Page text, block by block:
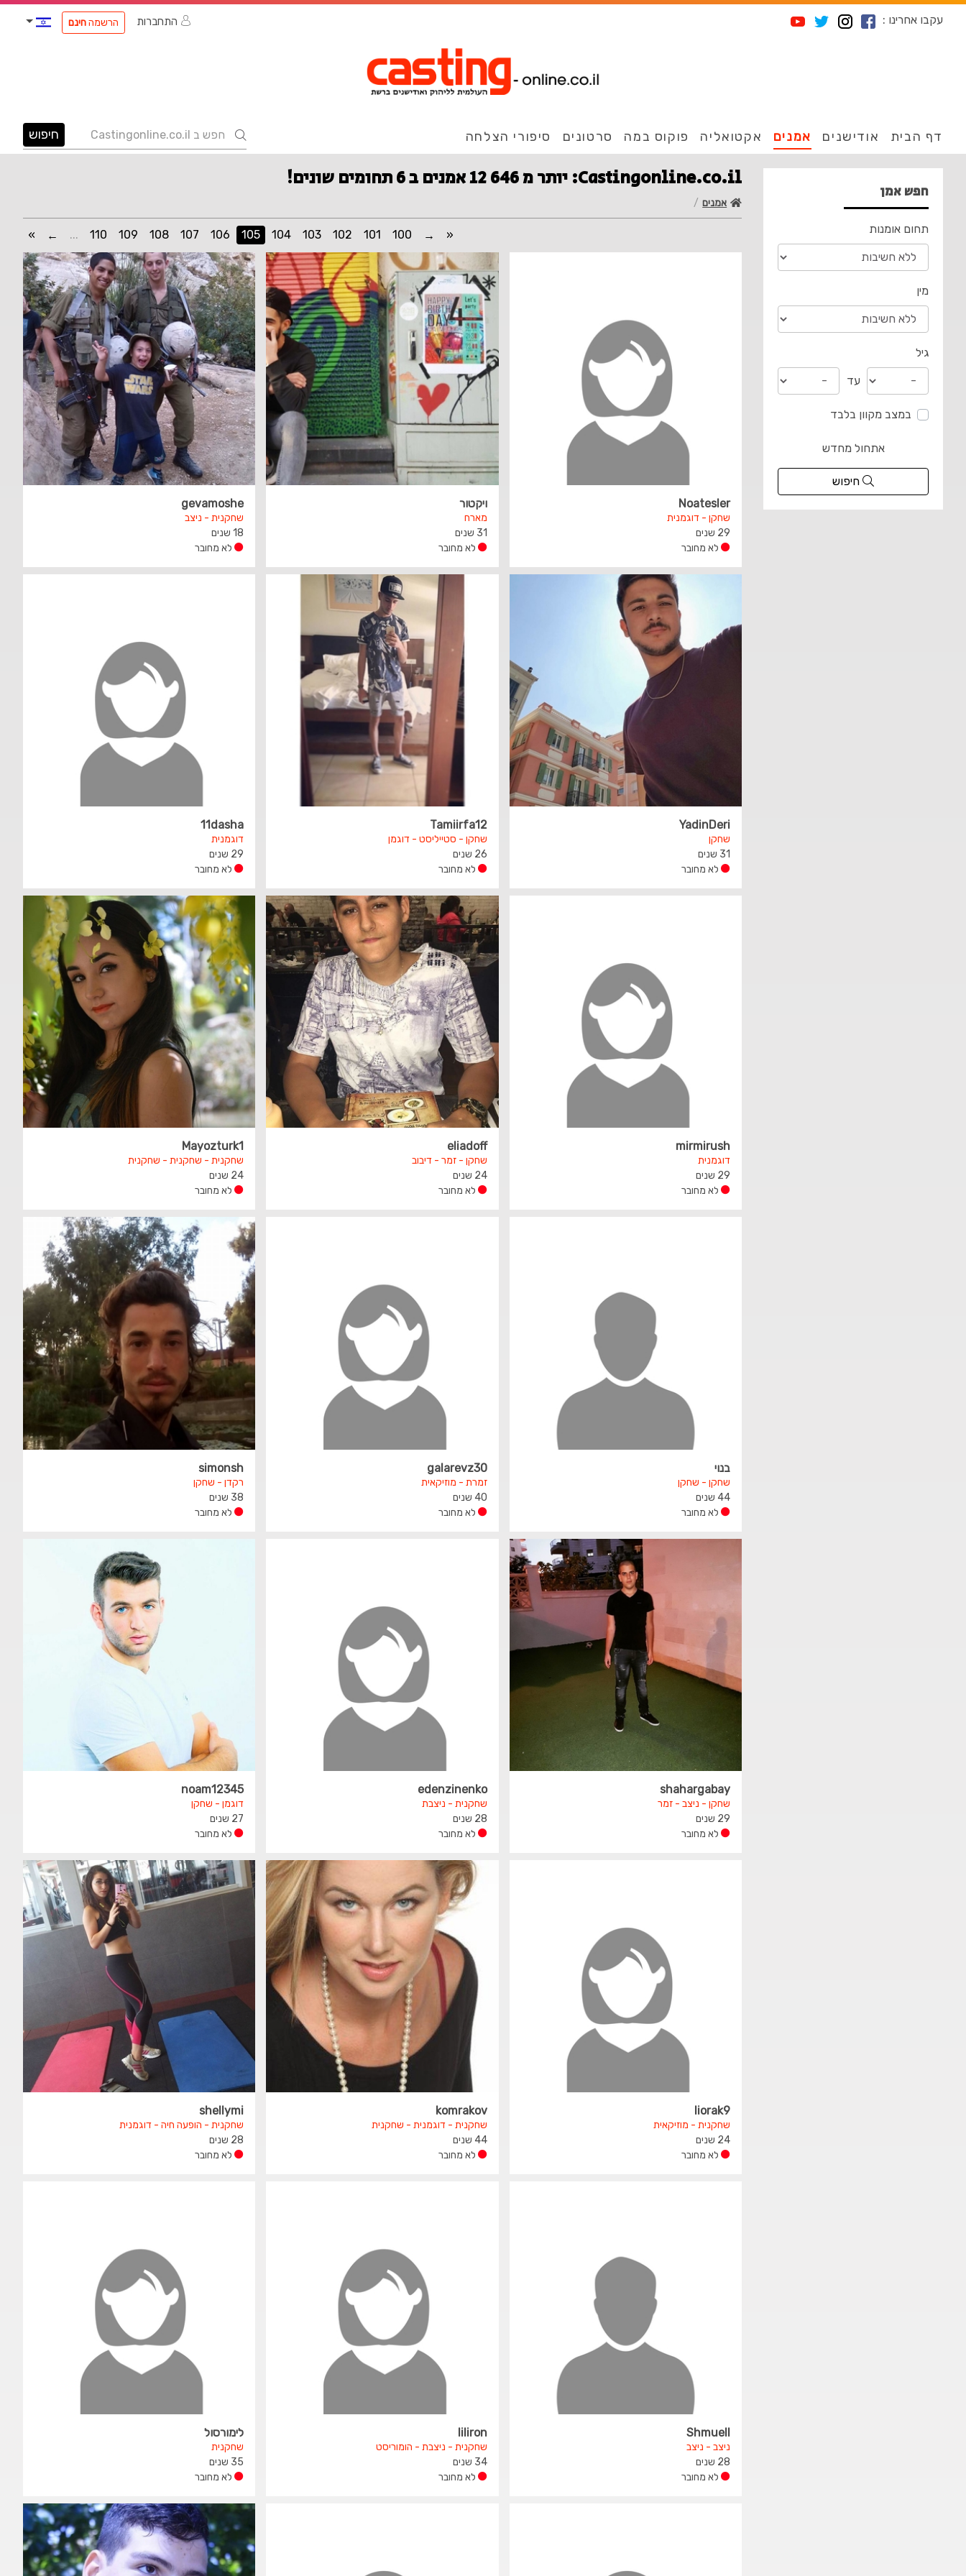
עקבו אחרינו : התחברות הרשמהחינם
דף הבית אודישנים אמנים אקטואליה פוקוס במה סרטונים סיפורי הצלחה חיפוש
חפש אמן
תחום אומנות
מין
גיל
עד
במצב מקוון בלבד
אתחול מחדש
חיפוש
Castingonline.co.il: יותר מ 12 646 אמנים ב 6 תחומים שונים!
אמנים
«
100
101
102
103
104
105
106
107
108
109
110
...
»
Noatesler
שחקן - דוגמנית
29 שנים
לא מחובר
ויקטור
מארח
31 שנים
לא מחובר
gevamoshe
שחקנית - ניצב
18 שנים
לא מחובר
YadinDeri
שחקן
31 שנים
לא מחובר
Tamiirfa12
שחקן - סטייליסט - דוגמן
26 שנים
לא מחובר
11dasha
דוגמנית
29 שנים
לא מחובר
mirmirush
דוגמנית
29 שנים
לא מחובר
eliadoff
שחקן - זמר - דיבוב
24 שנים
לא מחובר
Mayozturk1
שחקנית - שחקנית - שחקנית
24 שנים
לא מחובר
בנוי
שחקן - שחקן
44 שנים
לא מחובר
galarevz30
זמרת - מוזיקאית
40 שנים
לא מחובר
simonsh
רקדן - שחקן
38 שנים
לא מחובר
shahargabay
שחקן - ניצב - זמר
29 שנים
לא מחובר
edenzinenko
שחקנית - ניצבת
28 שנים
לא מחובר
noam12345
דוגמן - שחקן
27 שנים
לא מחובר
liorak9
שחקנית - מוזיקאית
24 שנים
לא מחובר
komrakov
שחקנית - דוגמנית - שחקנית
44 שנים
לא מחובר
shellymi
שחקנית - הופעה חיה - דוגמנית
28 שנים
לא מחובר
Shmuell
ניצב - ניצב
28 שנים
לא מחובר
liliron
שחקנית - ניצבת - הומוריסט
34 שנים
לא מחובר
לימורסול
שחקנית
35 שנים
לא מחובר